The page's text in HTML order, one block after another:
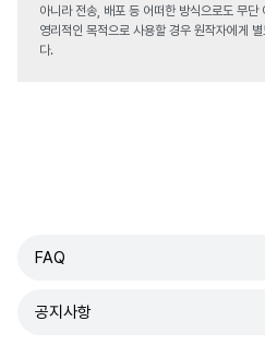
아니라 전송, 배포 등 어떠한 방식으로도 무단
영리적인 목적으로 사용할 경우 원작자에게
다.
FAQ
공지사항